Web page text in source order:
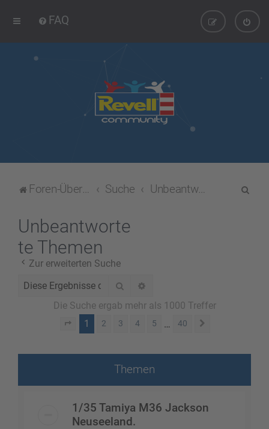
FAQ
Foren-Übersicht Suche Unbeantwortete Themen
Unbeantworte
te Themen
Zur erweiterten Suche
Suche
Die Suche ergab mehr als 1000 Treffer
Seite von 40
1 2 3 4 5 … 40
Themen
1/35 Tamiya M36 Jackson
Neuseeland.